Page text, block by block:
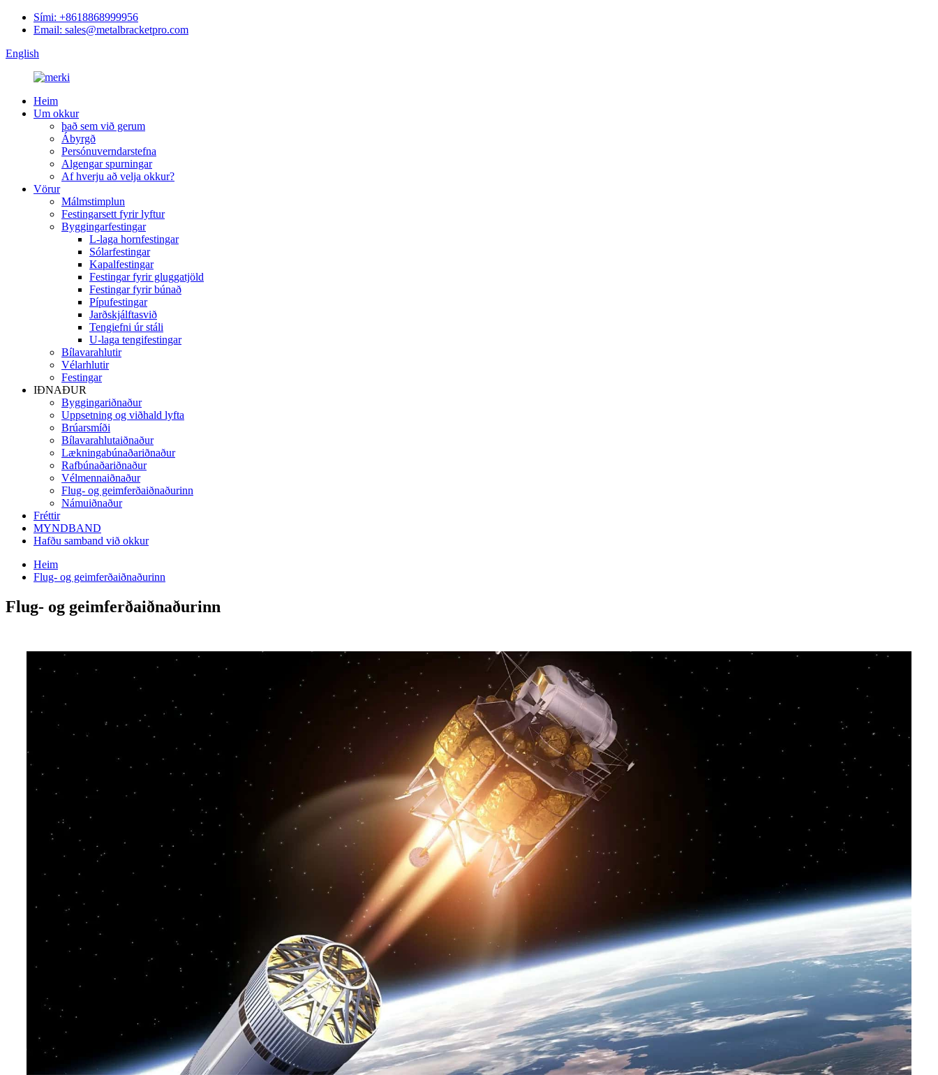
Sími: +8618868999956
Email: sales@metalbracketpro.com
English
Heim
Um okkur
það sem við gerum
Ábyrgð
Persónuverndarstefna
Algengar spurningar
Af hverju að velja okkur?
Vörur
Málmstimplun
Festingarsett fyrir lyftur
Byggingarfestingar
L-laga hornfestingar
Sólarfestingar
Kapalfestingar
Festingar fyrir gluggatjöld
Festingar fyrir búnað
Pípufestingar
Jarðskjálftasvið
Tengiefni úr stáli
U-laga tengifestingar
Bílavarahlutir
Vélarhlutir
Festingar
IÐNAÐUR
Byggingariðnaður
Uppsetning og viðhald lyfta
Brúarsmíði
Bílavarahlutaiðnaður
Lækningabúnaðariðnaður
Rafbúnaðariðnaður
Vélmennaiðnaður
Flug- og geimferðaiðnaðurinn
Námuiðnaður
Fréttir
MYNDBAND
Hafðu samband við okkur
Heim
Flug- og geimferðaiðnaðurinn
Flug- og geimferðaiðnaðurinn